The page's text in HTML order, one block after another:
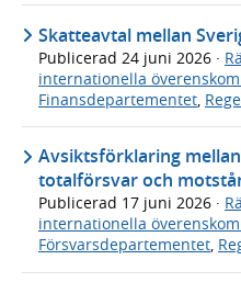
Skatteavtal mellan
Publicerad 24 juni 2026 ·
internationella
Finansdepartementet,
Avsiktsförklaring
totalförsvar och
Publicerad 17 juni 2026 ·
internationella
Försvarsdepartementet,